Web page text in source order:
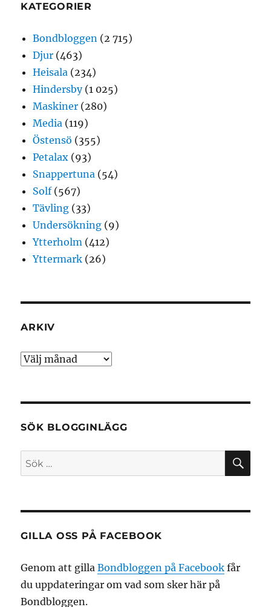
KATEGORIER
Bondbloggen (2 715)
Djur (463)
Heisala (234)
Hindersby(1 025)
Maskiner (280)
Media (119)
Östensö (355)
Petalax (93)
Snappertuna (54)
Solf(567)
Tävling (33)
Undersökning (9)
Ytterholm (412)
Yttermark (26)
ARKIV
Arkiv
SÖK BLOGGINLÄGG
Sök
efter:
GILLA OSS PÅ FACEBOOK
Genom att gillaBondbloggen på Facebook får
du uppdateringar om vad som sker här på
Bondbloggen.